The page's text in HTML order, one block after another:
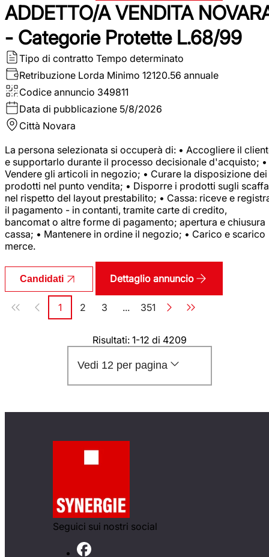
ADDETTO/A VENDITA
- Categorie Protette L.68/99
Tipo di contratto Tempo determinato
Retribuzione Lorda Minimo 12120.56 annuale
Codice annuncio 349811
Data di pubblicazione 5/8/2026
Città Novara
La persona selezionata si occuperà di: • Accogliere il
e supportarlo durante il processo decisionale d'acquisto; •
Vendere gli articoli in negozio; • Curare la disposizione dei
prodotti nel punto vendita; • Disporre i prodotti sugli
nel rispetto del layout prestabilito; • Cassa: riceve e
il pagamento - in contanti, tramite carte di credito,
bancomat o altre forme di pagamento; apertura e chiusura
cassa; • Mantenere in ordine il negozio; • Carico e scarico
merce.
Candidati Dettaglio annuncio
Paginazione
Pagina
1 Pagina
2 Pagina
3 ... Pagina
351
Risultati: 1-12 di 4209
Vedi 12 per pagina
Seguici sui nostri social